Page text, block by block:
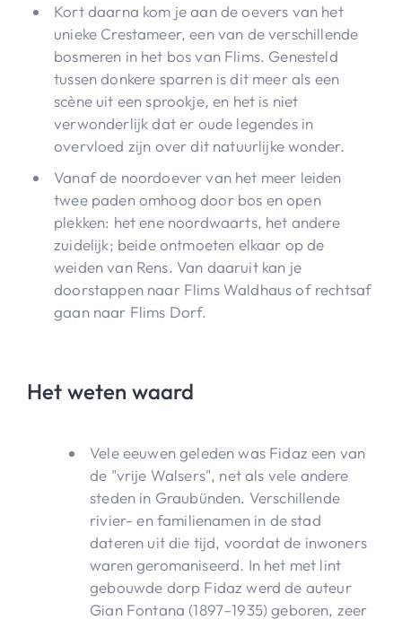
Kort daarna kom je aan de oevers van het
unieke Crestameer, een van de verschillende
bosmeren in het bos van Flims. Genesteld
tussen donkere sparren is dit meer als een
scène uit een sprookje, en het is niet
verwonderlijk dat er oude legendes in
overvloed zijn over dit natuurlijke wonder.
Vanaf de noordoever van het meer leiden
twee paden omhoog door bos en open
plekken: het ene noordwaarts, het andere
zuidelijk; beide ontmoeten elkaar op de
weiden van Rens. Van daaruit kan je
doorstappen naar Flims Waldhaus of rechtsaf
gaan naar Flims Dorf.
Het weten waard
Vele eeuwen geleden was Fidaz een van
de "vrije Walsers", net als vele andere
steden in Graubünden. Verschillende
rivier- en familienamen in de stad
dateren uit die tijd, voordat de inwoners
waren geromaniseerd. In het met lint
gebouwde dorp Fidaz werd de auteur
Gian Fontana (1897–1935) geboren, zeer